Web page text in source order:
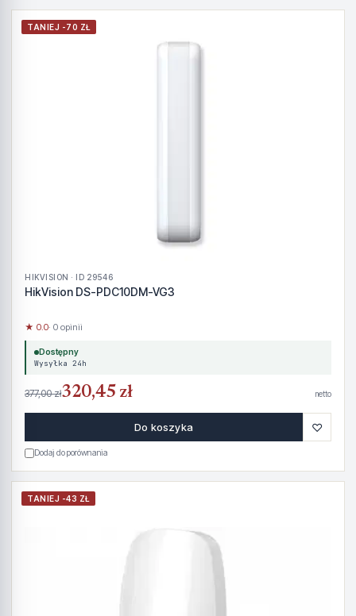
TANIEJ -70 ZŁ
HIKVISION · ID 29546
HikVision DS-PDC10DM-VG3
★ 0.0· 0 opinii
Dostępny
Wysyłka 24h
377,00 zł320,45 zł netto
Do koszyka ♡
Dodaj do porównania
TANIEJ -43 ZŁ